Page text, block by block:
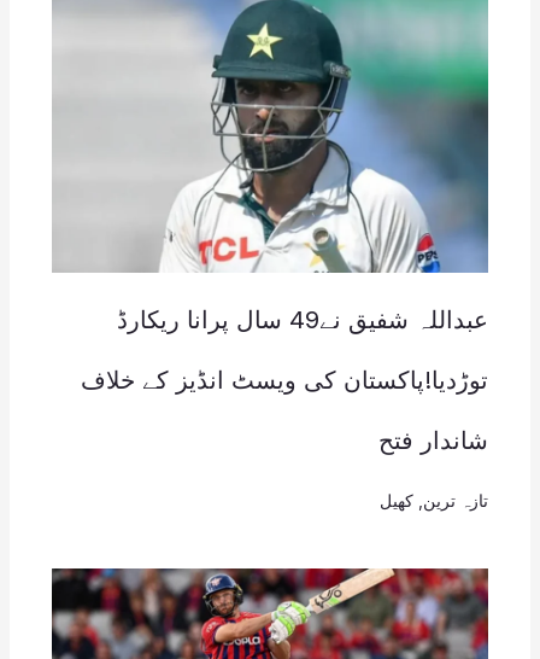
عبداللہ شفیق نے49 سال پرانا ریکارڈ
توڑدیا!پاکستان کی ویسٹ انڈیز کے خلاف
شاندار فتح
تازہ ترین کھیل